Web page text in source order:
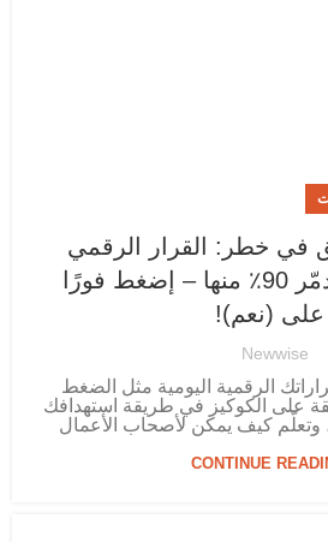
في خطر: القرار الرقمي
البسيط الذي يدمّر 90٪ منها – إضغط فورًا
على (نعم)!
Newwise
الرقمية اليومية مثل الضغط
على الكوكيز في طريقة استهدافك
وتعلّم كيف يمكن لأصحاب الأعمال
CONTINUE